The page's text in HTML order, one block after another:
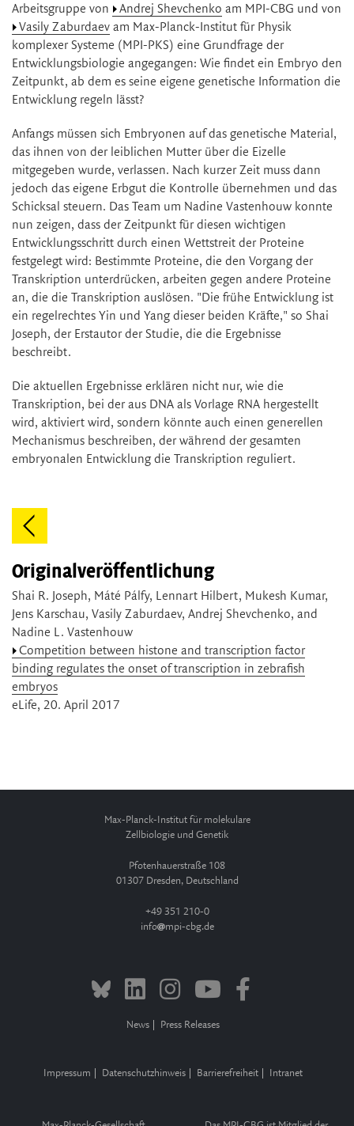
Arbeitsgruppe von
Andrej Shevchenko am MPI-CBG und von
Vasily Zaburdaev am Max-Planck-Institut für Physik
komplexer Systeme (MPI-PKS) eine Grundfrage der
Entwicklungsbiologie angegangen: Wie findet ein Embryo den
Zeitpunkt, ab dem es seine eigene genetische Information die
Entwicklung regeln lässt?
Anfangs müssen sich Embryonen auf das genetische Material,
das ihnen von der leiblichen Mutter über die Eizelle
mitgegeben wurde, verlassen. Nach kurzer Zeit muss dann
jedoch das eigene Erbgut die Kontrolle übernehmen und das
Schicksal steuern. Das Team um Nadine Vastenhouw konnte
nun zeigen, dass der Zeitpunkt für diesen wichtigen
Entwicklungsschritt durch einen Wettstreit der Proteine
festgelegt wird: Bestimmte Proteine, die den Vorgang der
Transkription unterdrücken, arbeiten gegen andere Proteine
an, die die Transkription auslösen. "Die frühe Entwicklung ist
ein regelrechtes Yin und Yang dieser beiden Kräfte," so Shai
Joseph, der Erstautor der Studie, die die Ergebnisse
beschreibt.
Die aktuellen Ergebnisse erklären nicht nur, wie die
Transkription, bei der aus DNA als Vorlage RNA hergestellt
wird, aktiviert wird, sondern könnte auch einen generellen
Mechanismus beschreiben, der während der gesamten
embryonalen Entwicklung die Transkription reguliert.
Originalveröffentlichung
Shai R. Joseph, Máté Pálfy, Lennart Hilbert, Mukesh Kumar,
Jens Karschau, Vasily Zaburdaev, Andrej Shevchenko, and
Nadine L. Vastenhouw
Competition between histone and transcription factor
binding regulates the onset of transcription in zebrafish
embryos
eLife, 20. April 2017
Max-Planck-Institut für molekulare
Zellbiologie und Genetik
Pfotenhauerstraße 108
01307 Dresden, Deutschland
+49 351 210-0
info
mpi-cbg.de
News Press Releases
Impressum Datenschutzhinweis Barrierefreiheit Intranet